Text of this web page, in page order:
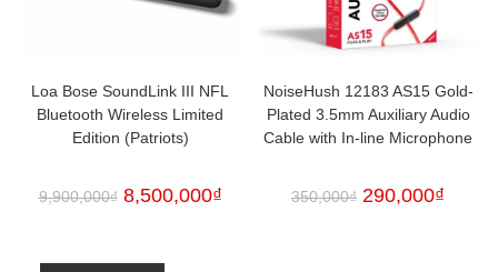
Loa Bose SoundLink III NFL
Bluetooth Wireless Limited
Edition (Patriots)
9,900,000₫ 8,500,000₫
NoiseHush 12183 AS15 Gold-
Plated 3.5mm Auxiliary Audio
Cable with In-line Microphone
350,000₫ 290,000₫